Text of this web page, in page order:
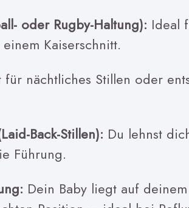
oder Rugby-Haltung): Ideal
Kaiserschnitt.
für nächtliches Stillen oder
Back-Stillen): Du lehnst
Führung.
Dein Baby liegt auf